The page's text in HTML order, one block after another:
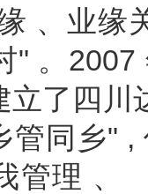
、业缘
" 。2007
立了四
同乡" ,
管理